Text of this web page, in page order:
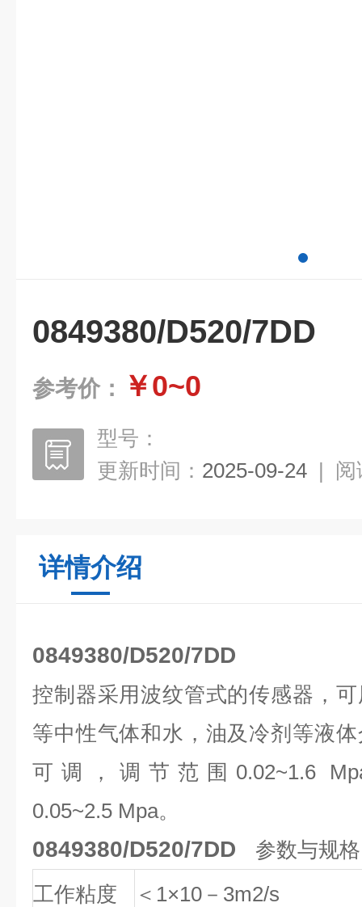
0849380/D520/7DD
参考价： ￥0~0
型号：
更新时间： 2025-09-24 | 阅
详情介绍
0849380/D520/7DD
控制器采用波纹管式的传感器，
等中性气体和水，油及冷剂等液
可调，调节范围0.02~1.6
0.05~2.5 Mpa。
0849380/D520/7DD 参数与规
工作粘度
＜1×10－3m2/s